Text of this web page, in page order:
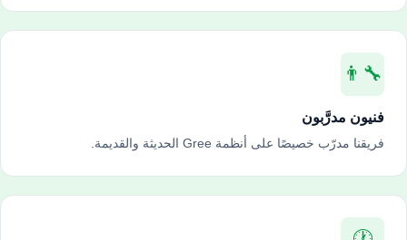
👨‍🔧
فنيون مدرَّبون
فريقنا مدرّب خصيصًا على أنظمة Gree الحديثة والقديمة.